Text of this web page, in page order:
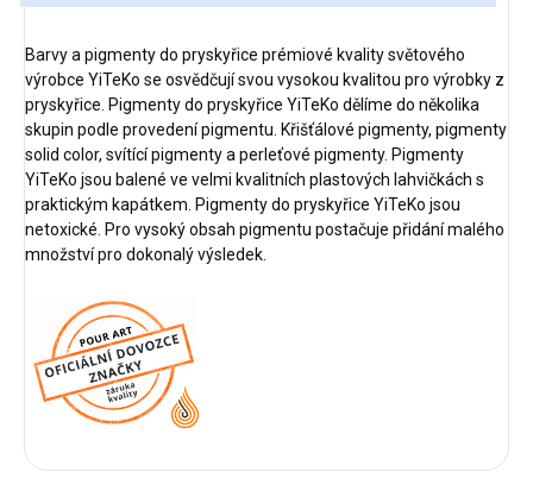
Barvy a pigmenty do pryskyřice prémiové kvality světového
výrobce YiTeKo se osvědčují svou vysokou kvalitou pro výrobky z
pryskyřice. Pigmenty do pryskyřice YiTeKo dělíme do několika
skupin podle provedení pigmentu. Křišťálové pigmenty, pigmenty
solid color, svítící pigmenty a perleťové pigmenty. Pigmenty
YiTeKo jsou balené ve velmi kvalitních plastových lahvičkách s
praktickým kapátkem. Pigmenty do pryskyřice YiTeKo jsou
netoxické. Pro vysoký obsah pigmentu postačuje přidání malého
množství pro dokonalý výsledek.